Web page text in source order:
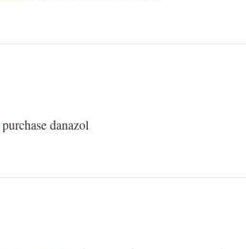
purchase danazol